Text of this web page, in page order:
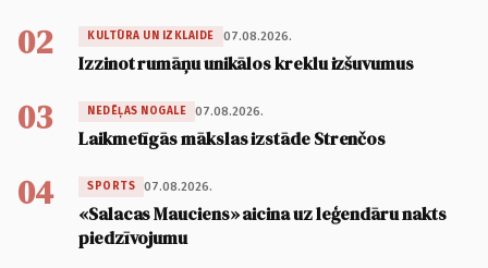
02 KULTŪRA UN IZKLAIDE 07.08.2026.
Izzinot rumāņu unikālos kreklu izšuvumus
03 NEDĒĻAS NOGALE 07.08.2026.
Laikmetīgās mākslas izstāde Strenčos
04 SPORTS 07.08.2026.
«Salacas Mauciens» aicina uz leģendāru nakts
piedzīvojumu